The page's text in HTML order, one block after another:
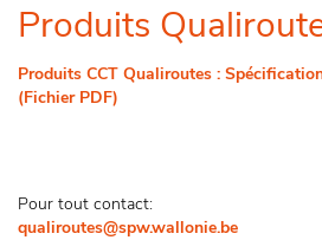
Produits
Produits CCT Qualiroutes :
(Fichier PDF)
Pour tout contact:
qualiroutes@spw.wallonie.be